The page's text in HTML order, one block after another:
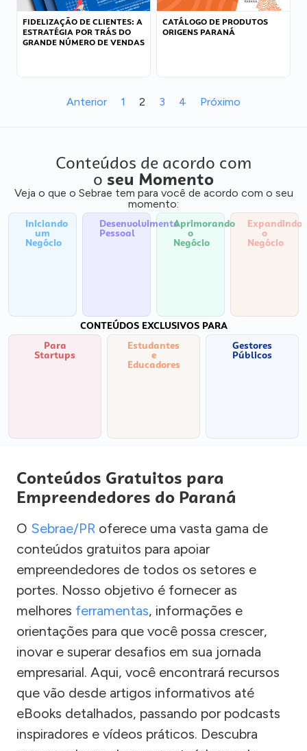
FIDELIZAÇÃO DE CLIENTES: A
ESTRATÉGIA POR TRÁS DO
GRANDE NÚMERO DE VENDAS
CATÁLOGO DE PRODUTOS
ORIGENS PARANÁ
Anterior 1 2 3 4 Próximo
Conteúdos de acordo com
o seu Momento
Veja o que o Sebrae tem para você de acordo com o seu
momento:
Iniciando
um
Negócio
Desenvolvimento
Pessoal
Aprimorando
o
Negócio
Expandindo
o
Negócio
CONTEÚDOS EXCLUSIVOS PARA
Para
Startups
Estudantes
e
Educadores
Gestores
Públicos
Conteúdos Gratuitos para
Empreendedores do Paraná
O Sebrae/PR oferece uma vasta gama de
conteúdos gratuitos para apoiar
empreendedores de todos os setores e
portes. Nosso objetivo é fornecer as
melhores ferramentas, informações e
orientações para que você possa crescer,
inovar e superar desafios em sua jornada
empresarial. Aqui, você encontrará recursos
que vão desde artigos informativos até
eBooks detalhados, passando por podcasts
inspiradores e vídeos práticos. Descubra